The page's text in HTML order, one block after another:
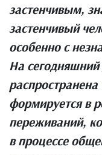
застенчивым,
застенчивый
особенно с
На сегодняшний
распространена
формируется в
переживаний,
в процессе